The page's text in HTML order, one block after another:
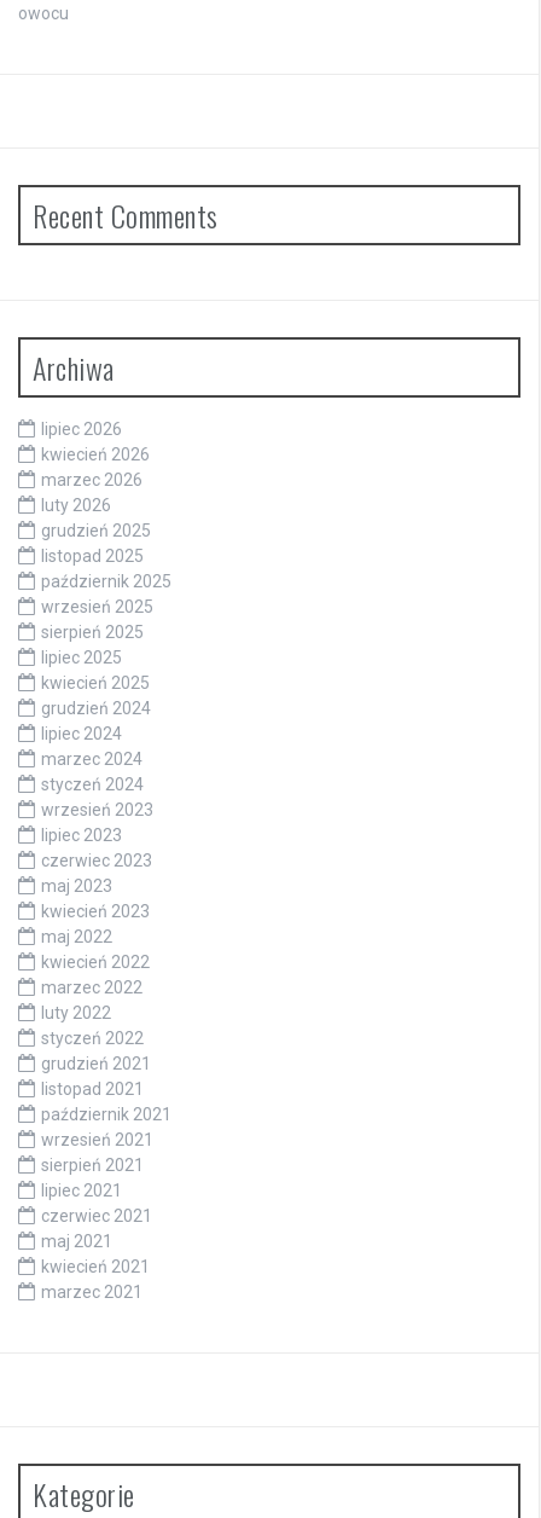
owocu
Recent Comments
Archiwa
lipiec 2026
kwiecień 2026
marzec 2026
luty 2026
grudzień 2025
listopad 2025
październik 2025
wrzesień 2025
sierpień 2025
lipiec 2025
kwiecień 2025
grudzień 2024
lipiec 2024
marzec 2024
styczeń 2024
wrzesień 2023
lipiec 2023
czerwiec 2023
maj 2023
kwiecień 2023
maj 2022
kwiecień 2022
marzec 2022
luty 2022
styczeń 2022
grudzień 2021
listopad 2021
październik 2021
wrzesień 2021
sierpień 2021
lipiec 2021
czerwiec 2021
maj 2021
kwiecień 2021
marzec 2021
Kategorie